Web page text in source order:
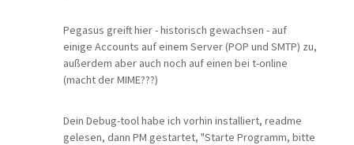
Pegasus greift hier - historisch gewachsen - auf
einige Accounts auf einem Server (POP und SMTP) zu,
außerdem aber auch noch auf einen bei t-online
(macht der MIME???)
Dein Debug-tool habe ich vorhin installiert, readme
gelesen, dann PM gestartet, "Starte Programm, bitte